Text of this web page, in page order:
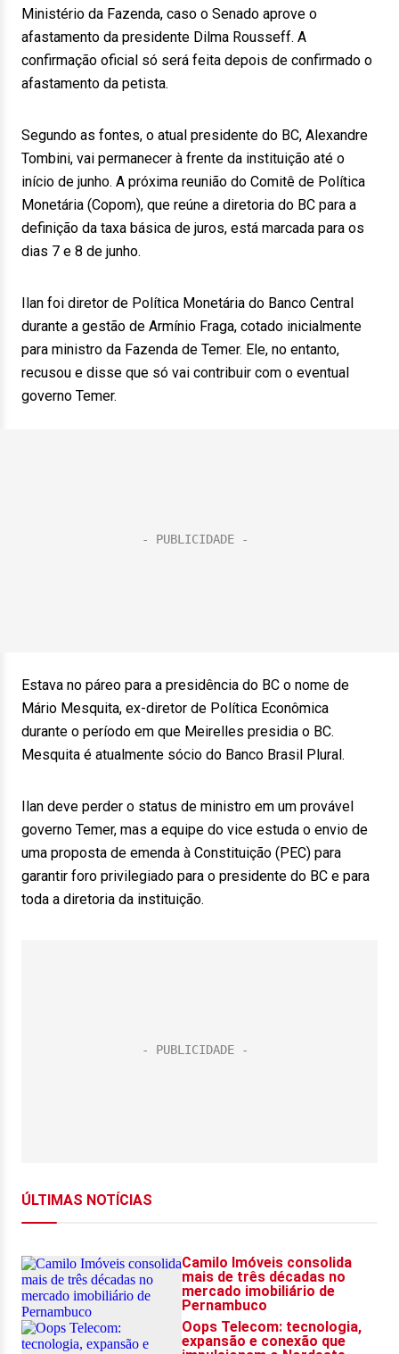
Ministério da Fazenda, caso o Senado aprove o
afastamento da presidente Dilma Rousseff. A
confirmação oficial só será feita depois de confirmado o
afastamento da petista.
Segundo as fontes, o atual presidente do BC, Alexandre
Tombini, vai permanecer à frente da instituição até o
início de junho. A próxima reunião do Comitê de Política
Monetária (Copom), que reúne a diretoria do BC para a
definição da taxa básica de juros, está marcada para os
dias 7 e 8 de junho.
Ilan foi diretor de Política Monetária do Banco Central
durante a gestão de Armínio Fraga, cotado inicialmente
para ministro da Fazenda de Temer. Ele, no entanto,
recusou e disse que só vai contribuir com o eventual
governo Temer.
Estava no páreo para a presidência do BC o nome de
Mário Mesquita, ex-diretor de Política Econômica
durante o período em que Meirelles presidia o BC.
Mesquita é atualmente sócio do Banco Brasil Plural.
Ilan deve perder o status de ministro em um provável
governo Temer, mas a equipe do vice estuda o envio de
uma proposta de emenda à Constituição (PEC) para
garantir foro privilegiado para o presidente do BC e para
toda a diretoria da instituição.